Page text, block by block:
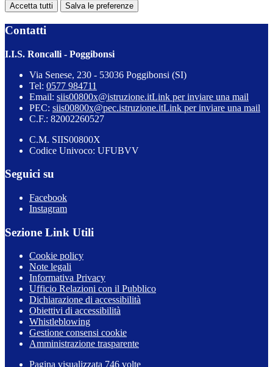
Accetta tutti Salva le preferenze
Contatti
I.I.S. Roncalli - Poggibonsi
Via Senese, 230 - 53036 Poggibonsi (SI)
Tel: 0577 984711
Email: siis00800x@istruzione.itLink per inviare una mail
PEC: siis00800x@pec.istruzione.itLink per inviare una mail
C.F.: 82002260527
C.M. SIIS00800X
Codice Univoco: UFUBVV
Seguici su
Facebook
Instagram
Sezione Link Utili
Cookie policy
Note legali
Informativa Privacy
Ufficio Relazioni con il Pubblico
Dichiarazione di accessibilità
Obiettivi di accessibilità
Whistleblowing
Gestione consensi cookie
Amministrazione trasparente
Pagina visualizzata 746 volte